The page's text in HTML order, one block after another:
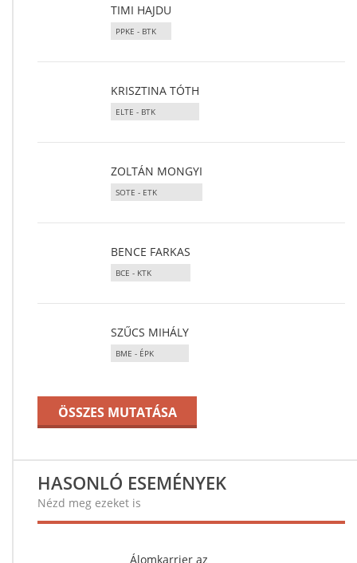
TIMI HAJDU
PPKE - BTK
KRISZTINA TÓTH
ELTE - BTK
ZOLTÁN MONGYI
SOTE - ETK
BENCE FARKAS
BCE - KTK
SZŰCS MIHÁLY
BME - ÉPK
ÖSSZES MUTATÁSA
HASONLÓ ESEMÉNYEK
Nézd meg ezeket is
Álomkarrier az